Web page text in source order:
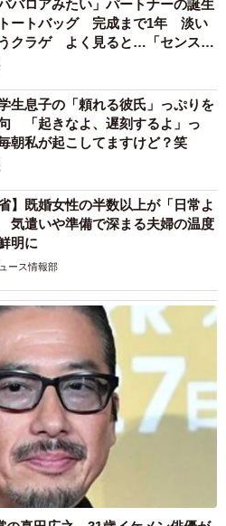
バロアみたい」パートナーの誕生
トートバッグ 完成まで1年 淡い
クラゲ よく見ると…「センスす
生息子の「頼れる彼氏」っぷりを
「起きなよ、遅刻するよ」っ
朝私が起こしてますけど？笑
】既婚女性の半数以上が「日常よ
気遣いや準備で深まる夫婦の温度
明に
ース情報部